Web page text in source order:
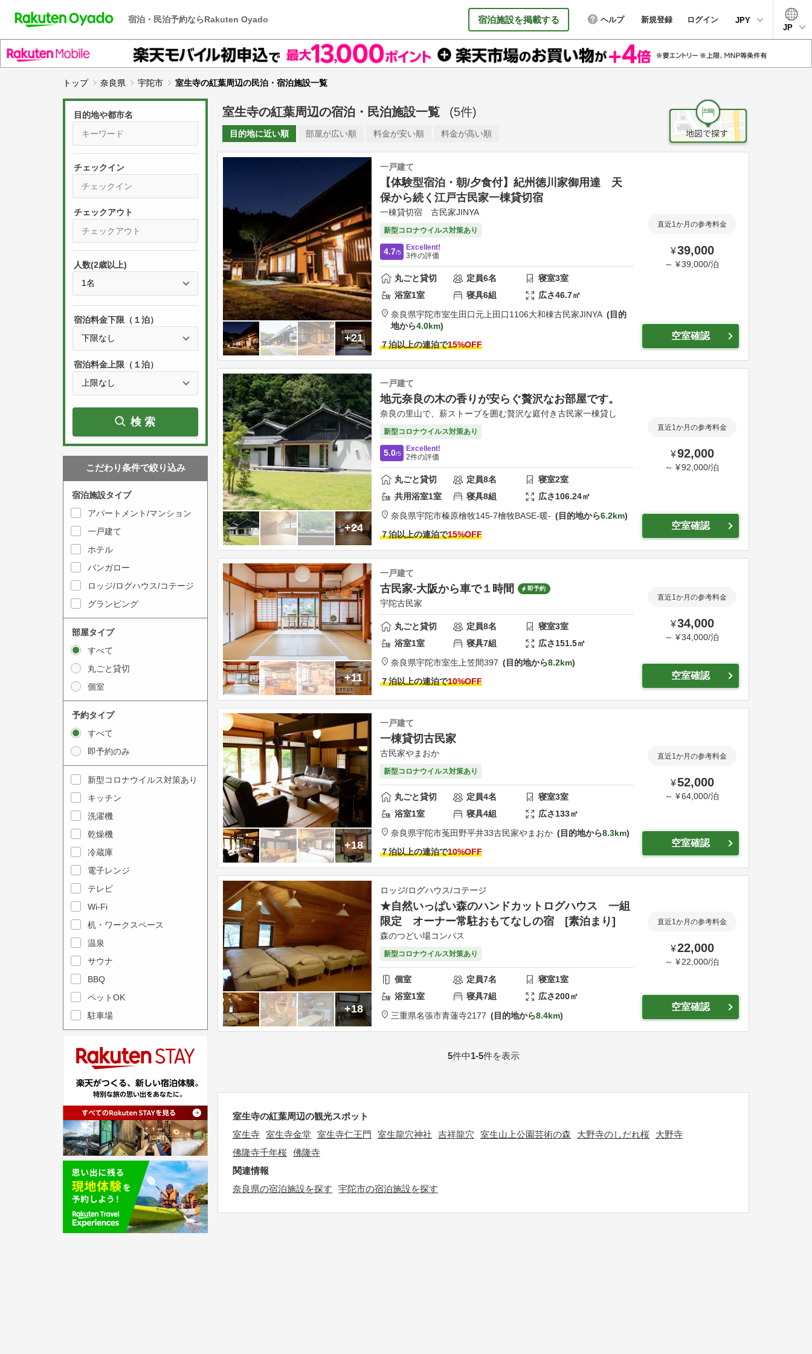
宿泊・民泊予約ならRakuten Oyado 宿泊施設を掲載する ヘルプ 新規登録 ログイン
JPY
JP
トップ 奈良県 宇陀市 室生寺の紅葉周辺の民泊・宿泊施設一覧
目的地や都市名
チェックイン
r
s
s
e
w
a
r
w
e
t
o
t
e
a
c
t
w
i
t
h
c
a
l
n
d
a
r
a
n
s
e
l
c
a
.
P
r
e
s
s
t
P
r
s
t
e
w
a
r
w
k
t
o
n
t
e
r
a
c
w
i
t
h
t
h
c
a
l
e
n
d
r
a
n
s
e
e
a
t
e
.
P
r
e
人数(2歳以上)
宿泊料金下限（１泊）
宿泊料金上限（１泊）
検索
こだわり条件で絞り込み
宿泊施設タイプ
アパートメント/マンション
一戸建て
ホテル
バンガロー
ロッジ/ログハウス/コテージ
グランピング
部屋タイプ
すべて
丸ごと貸切
個室
予約タイプ
すべて
即予約のみ
新型コロナウイルス対策あり
キッチン
洗濯機
乾燥機
冷蔵庫
電子レンジ
テレビ
Wi-Fi
机・ワークスペース
温泉
サウナ
BBQ
ペットOK
駐車場
室生寺の紅葉周辺の宿泊・民泊施設一覧 (5件)
目的地に近い順 部屋が広い順 料金が安い順 料金が高い順
+21
一戸建て
【体験型宿泊・朝/夕食付】紀州徳川家御用達 天
保から続く江戸古民家一棟貸切宿
一棟貸切宿 古民家JINYA
新型コロナウイルス対策あり
4.7/5
Excellent!
3件の評価
丸ごと貸切 定員6名 寝室3室
浴室1室 寝具6組 広さ46.7㎡
奈良県宇陀市室生田口元上田口1106大和棟古民家JINYA
目的
地から4.0km
７泊以上の連泊で15%OFF
直近1か月の参考料金
¥39,000
～ ¥39,000/泊
空室確認
+24
一戸建て
地元奈良の木の香りが安らぐ贅沢なお部屋です。
奈良の里山で、薪ストーブを囲む贅沢な庭付き古民家一棟貸し
新型コロナウイルス対策あり
5.0/5
Excellent!
2件の評価
丸ごと貸切 定員8名 寝室2室
共用浴室1室 寝具8組 広さ106.24㎡
奈良県宇陀市榛原檜牧145-7檜牧BASE-暖- 目的地から6.2km
７泊以上の連泊で15%OFF
直近1か月の参考料金
¥92,000
～ ¥92,000/泊
空室確認
+11
一戸建て
古民家-大阪から車で１時間 即予約
宇陀古民家
丸ごと貸切 定員8名 寝室3室
浴室1室 寝具7組 広さ151.5㎡
奈良県宇陀市室生上笠間397 目的地から8.2km
７泊以上の連泊で10%OFF
直近1か月の参考料金
¥34,000
～ ¥34,000/泊
空室確認
+18
一戸建て
一棟貸切古民家
古民家やまおか
新型コロナウイルス対策あり
丸ごと貸切 定員4名 寝室3室
浴室1室 寝具4組 広さ133㎡
奈良県宇陀市菟田野平井33古民家やまおか 目的地から8.3km
７泊以上の連泊で10%OFF
直近1か月の参考料金
¥52,000
～ ¥64,000/泊
空室確認
+18
ロッジ/ログハウス/コテージ
★自然いっぱい森のハンドカットログハウス 一組
限定 オーナー常駐おもてなしの宿 [素泊まり]
森のつどい場コンパス
新型コロナウイルス対策あり
個室 定員7名 寝室1室
浴室1室 寝具7組 広さ200㎡
三重県名張市青蓮寺2177 目的地から8.4km
直近1か月の参考料金
¥22,000
～ ¥ 22,000/泊
空室確認
5件中1-5件を表示
室生寺の紅葉周辺の観光スポット
室生寺 室生寺金堂 室生寺仁王門 室生龍穴神社 吉祥龍穴 室生山上公園芸術の森 大野寺のしだれ桜
大野寺
佛隆寺千年桜 佛隆寺
関連情報
奈良県の宿泊施設を探す
宇陀市の宿泊施設を探す